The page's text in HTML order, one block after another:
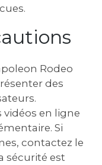
Rodeo
des
vidéos en ligne
Si
contactez le
sécurité est